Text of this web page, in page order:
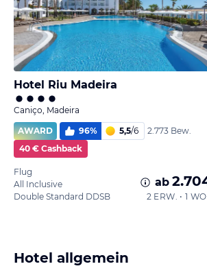
Hotel Riu Madeira
Caniço, Madeira
AWARD
96% 5,5/6
2.773 Bew.
40 € Cashback
Flug
All Inclusive
Double Standard DDSB
ab
2 ERW. • 1
Hotel allgemein